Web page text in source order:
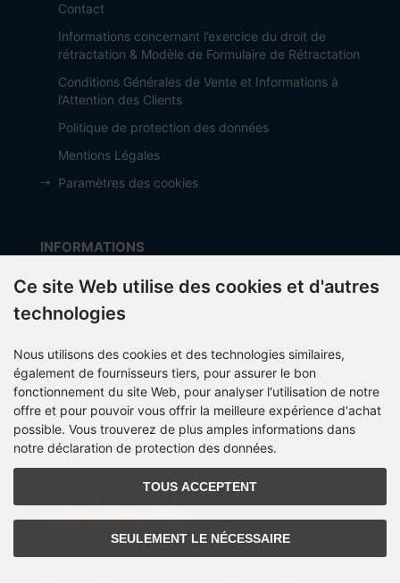
Contact
Informations concernant l’exercice du droit de
rétractation & Modèle de Formulaire de Rétractation
Conditions Générales de Vente et Informations à
l’Attention des Clients
Politique de protection des données
Mentions Légales
Paramètres des cookies
INFORMATIONS
Fabricant
frais de port
À propos d’OCTO IT
Sitemap
PARTNER
Ce site Web utilise des cookies et d'autres
technologies
Nous utilisons des cookies et des technologies similaires,
également de fournisseurs tiers, pour assurer le bon
fonctionnement du site Web, pour analyser l'utilisation de notre
offre et pour pouvoir vous offrir la meilleure expérience d'achat
possible. Vous trouverez de plus amples informations dans
notre déclaration de protection des données.
TOUS ACCEPTENT
SEULEMENT LE NÉCESSAIRE